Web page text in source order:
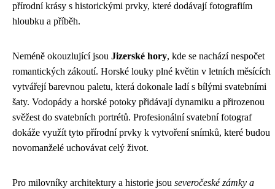
přírodní krásy s historickými prvky, které dodávají fotografiím
hloubku a příběh.
Neméně okouzlující jsou Jizerské hory, kde se nachází nespočet
romantických zákoutí. Horské louky plné květin v letních měsících
vytvářejí barevnou paletu, která dokonale ladí s bílými svatebními
šaty. Vodopády a horské potoky přidávají dynamiku a přirozenou
svěžest do svatebních portrétů. Profesionální svatební fotograf
dokáže využít tyto přírodní prvky k vytvoření snímků, které budou
novomanželé uchovávat celý život.
Pro milovníky architektury a historie jsou severočeské zámky a